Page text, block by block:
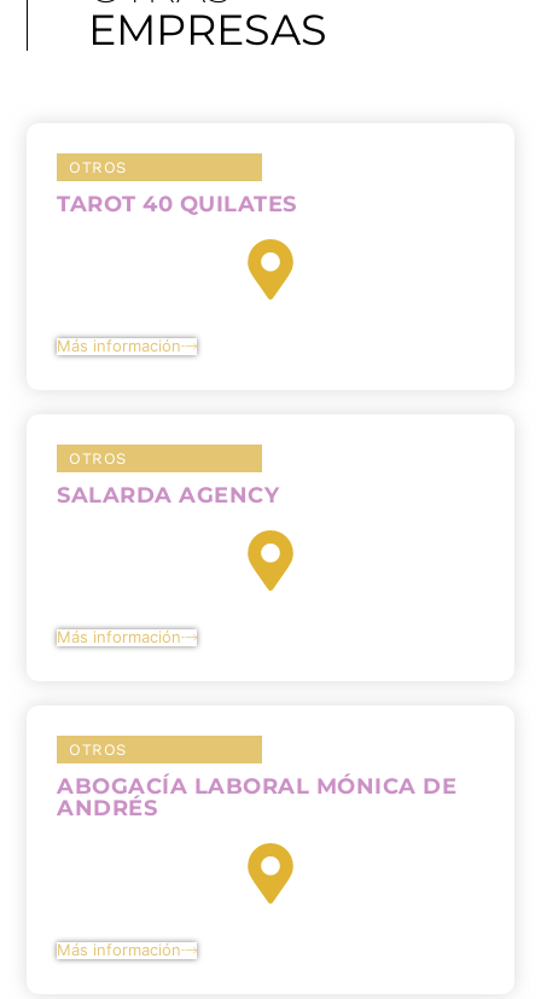
EMPRESAS
OTROS
TAROT 40 QUILATES
Más información
OTROS
SALARDA AGENCY
Más información
OTROS
ABOGACÍA LABORAL MÓNICA DE
ANDRÉS
Más información